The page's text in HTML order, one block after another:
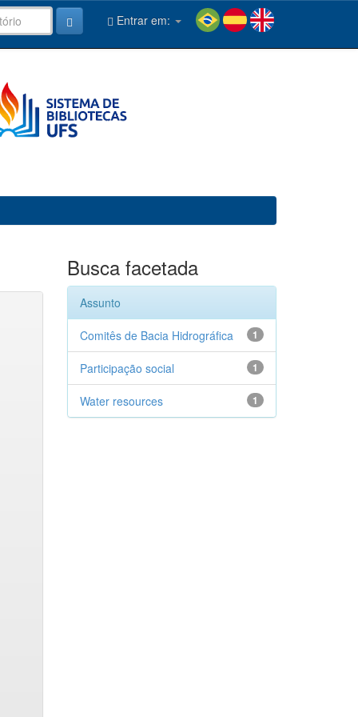
Entrar em:
Busca facetada
Assunto
1
Comitês de Bacia Hidrográfica
1
Participação social
1
Water resources